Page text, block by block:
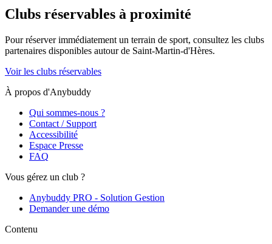
Clubs réservables à proximité
Pour réserver immédiatement un terrain de sport, consultez les clubs
partenaires disponibles autour de Saint-Martin-d'Hères.
Voir les clubs réservables
À propos d'Anybuddy
Qui sommes-nous ?
Contact / Support
Accessibilité
Espace Presse
FAQ
Vous gérez un club ?
Anybuddy PRO - Solution Gestion
Demander une démo
Contenu